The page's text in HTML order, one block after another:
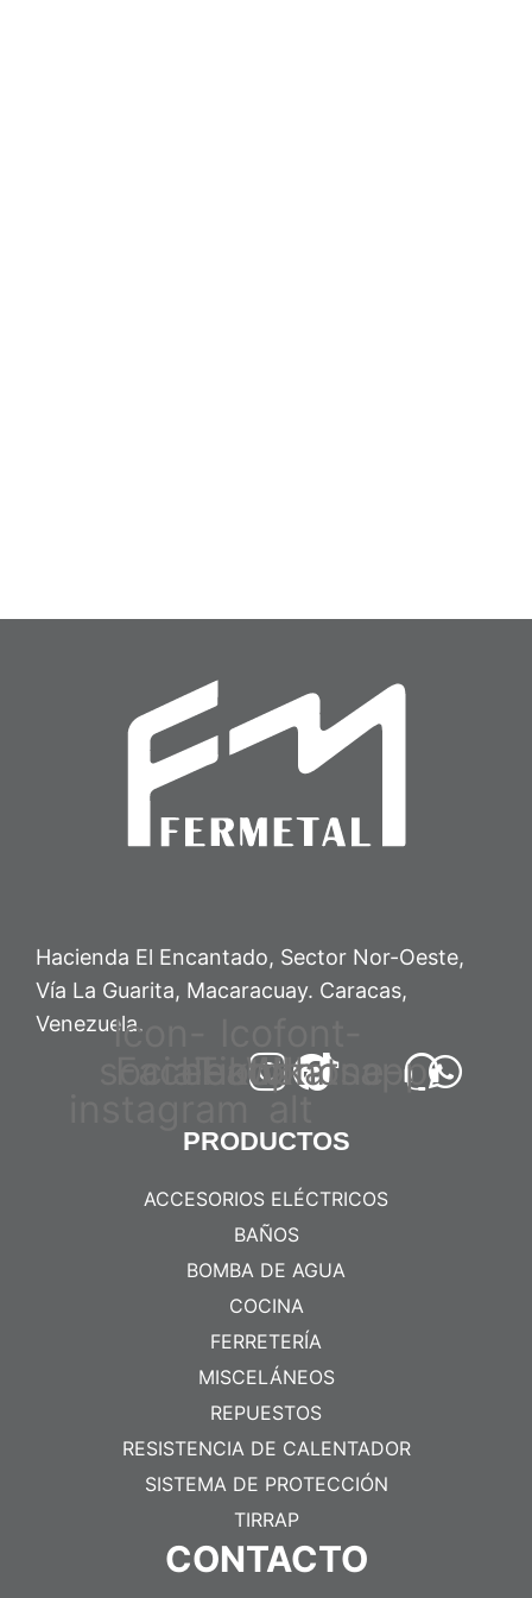
02)
01)
Hacienda El Encantado, Sector Nor-Oeste,
Vía La Guarita, Macaracuay. Caracas,
Venezuela.Icon-
Facebook
Tiktok
headphone-
Whatsapp
PRODUCTOS
ACCESORIOS ELÉCTRICOS
BAÑOS
BOMBA DE AGUA
COCINA
FERRETERÍA
MISCELÁNEOS
REPUESTOS
RESISTENCIA DE CALENTADOR
SISTEMA DE PROTECCIÓN
TIRRAP
CONTACTO